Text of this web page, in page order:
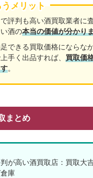
メリット
評判も高い酒買取業者に
酒の本当の価値が分かり
できる買取価格にならな
手く出品すれば、 買取価
。
まとめ
が高い酒買取店：買取大
庫